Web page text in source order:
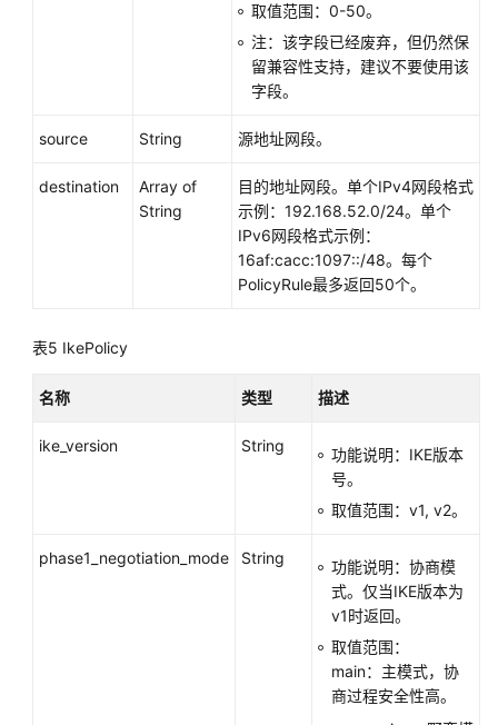
取值范围：0-50。
注：该字段已经废弃，但仍然保
留兼容性支持，建议不要使用该
字段。
source String 源地址网段。
destination
Array of
String
目的地址网段。单个IPv4网段格式
示例：192.168.52.0/24。单个
IPv6网段格式示例：
16af:cacc:1097::/48。每个
PolicyRule最多返回50个。
表5 IkePolicy
名称 类型 描述
ike_version String
功能说明：IKE版本
号。
取值范围：v1, v2。
phase1_negotiation_mode String
功能说明：协商模
式。仅当IKE版本为
v1时返回。
取值范围：
main：主模式，协
商过程安全性高。